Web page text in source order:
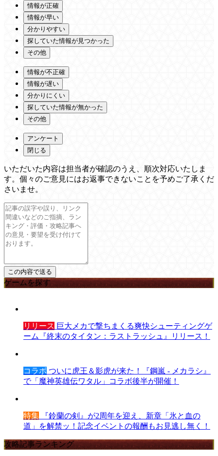
情報が正確
情報が早い
分かりやすい
探していた情報が見つかった
その他
情報が不正確
情報が遅い
分かりにくい
探していた情報が無かった
その他
アンケート
閉じる
いただいた内容は担当者が確認のうえ、順次対応いたしま
す。個々のご意見にはお返事できないことを予めご了承くだ
さいませ。
ゲームを探す
リリース 巨大メカで撃ちまくる爽快シューティングゲ
ーム『終末のタイタン：ラストラッシュ』リリース！
コラボ ついに虎王＆影虎が来た！『鋼嵐 - メカラシ』
で「魔神英雄伝ワタル」コラボ後半が開催！
特集 『鈴蘭の剣』が2周年を迎え、新章「氷と血の
道」を解禁ッ！記念イベントの報酬もお見逃し無く！
攻略記事ランキング